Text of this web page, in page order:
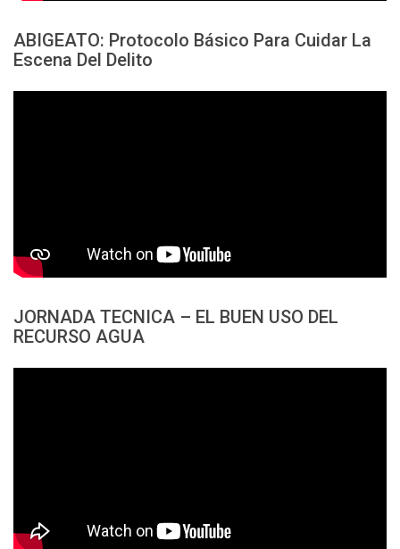
ABIGEATO: Protocolo Básico Para Cuidar La
Escena Del Delito
JORNADA TECNICA – EL BUEN USO DEL
RECURSO AGUA